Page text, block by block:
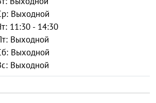
Выходной
11:30 - 14:30
Выходной
Выходной
Выходной